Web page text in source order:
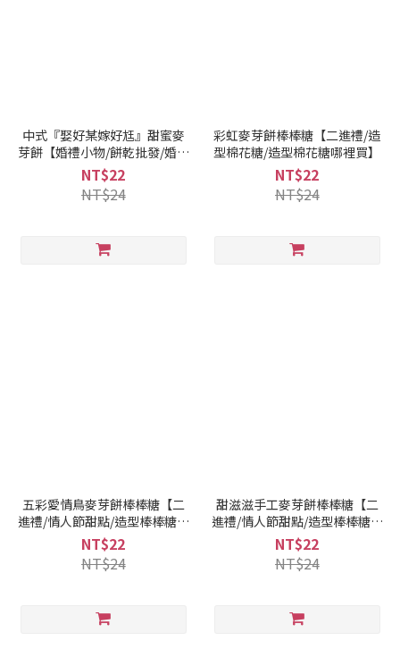
中式『娶好某嫁好尪』甜蜜麥
芽餅【婚禮小物/餅乾批發/婚禮
小物推薦】
NT$22
NT$24
彩虹麥芽餅棒棒糖【二進禮/造
型棉花糖/造型棉花糖哪裡買】
NT$22
NT$24
五彩愛情鳥麥芽餅棒棒糖【二
進禮/情人節甜點/造型棒棒糖哪
裡買】
NT$22
NT$24
甜滋滋手工麥芽餅棒棒糖【二
進禮/情人節甜點/造型棒棒糖哪
裡買】
NT$22
NT$24